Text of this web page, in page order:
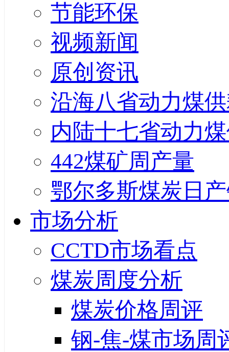
节能环保
视频新闻
原创资讯
沿海八省动力煤
内陆十七省动力
442煤矿周产量
鄂尔多斯煤炭日
市场分析
CCTD市场看点
煤炭周度分析
煤炭价格周评
钢-焦-煤市场周